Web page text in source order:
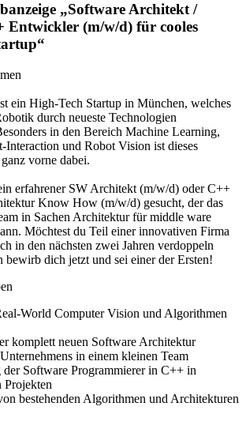
„Software Architekt /
Entwickler (m/w/d) für cooles
ein High-Tech Startup in München, welches
durch neueste Technologien
in den Bereich Machine Learning,
Interaction und Robot Vision ist dieses
vorne dabei.
erfahrener SW Architekt (m/w/d) oder C++
Know How (m/w/d) gesucht, der das
in Sachen Architektur für middle ware
Möchtest du Teil einer innovativen Firma
in den nächsten zwei Jahren verdoppeln
bewirb dich jetzt und sei einer der Ersten!
World Computer Vision und Algorithmen
komplett neuen Software Architektur
in einem kleinen Team
der Software Programmierer in C++ in
Projekten
bestehenden Algorithmen und Architekturen